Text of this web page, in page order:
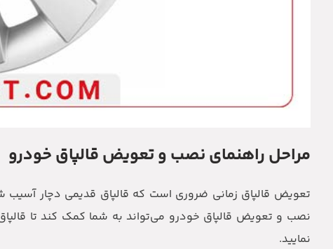
مراحل راهنمای نصب و تعویض قالپاق خودرو
تعویض قالپاق زمانی ضروری است که قالپاق قدیمی دچار آسیب
نصب و تعویض قالپاق خودرو می‌تواند به شما کمک کند تا
نمایید.